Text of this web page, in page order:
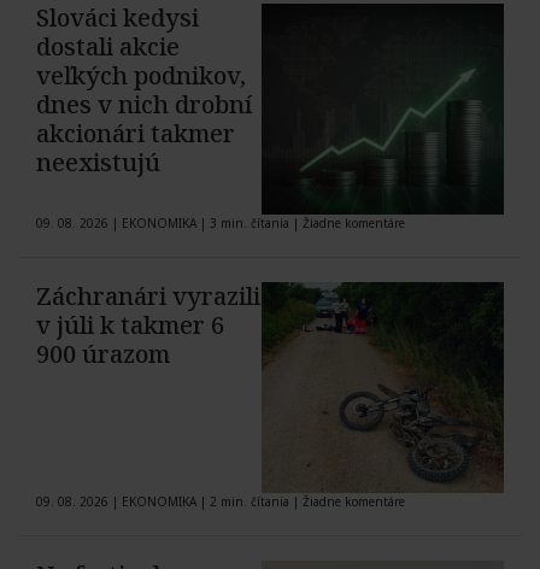
Slováci kedysi
dostali akcie
veľkých podnikov,
dnes v nich drobní
akcionári takmer
neexistujú
09. 08. 2026 | EKONOMIKA | 3 min. čítania | Žiadne komentáre
Záchranári vyrazili
v júli k takmer 6
900 úrazom
09. 08. 2026 | EKONOMIKA | 2 min. čítania | Žiadne komentáre